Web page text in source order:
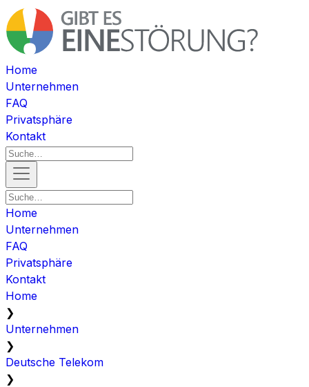
Home
Unternehmen
FAQ
Privatsphäre
Kontakt
Home
Unternehmen
FAQ
Privatsphäre
Kontakt
Home
❯
Unternehmen
❯
Deutsche Telekom
❯